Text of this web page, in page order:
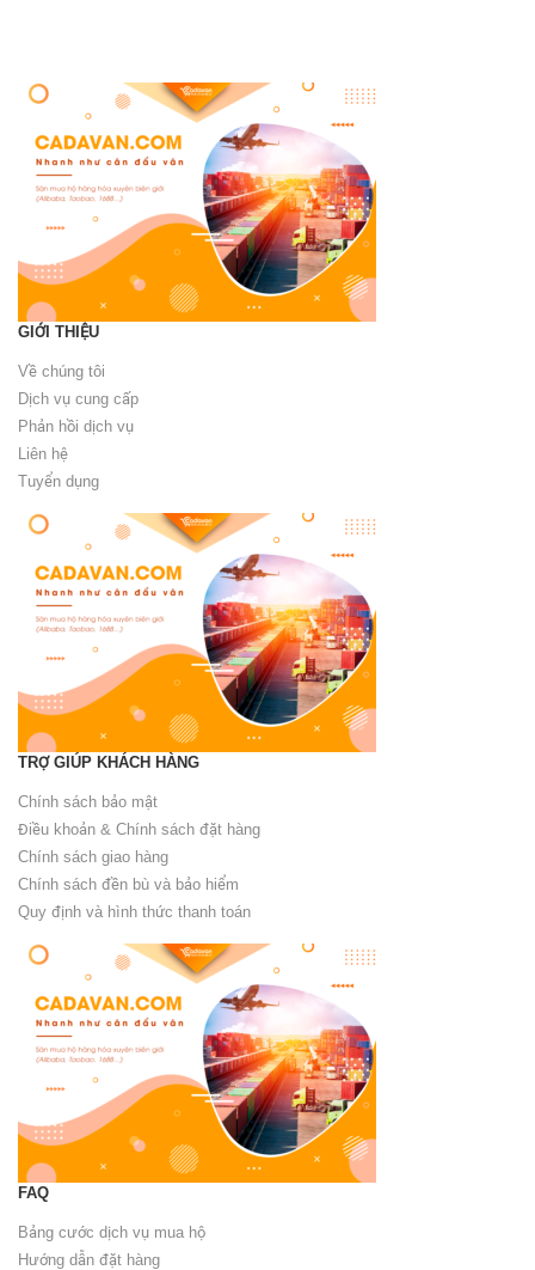
GIỚI THIỆU
Về chúng tôi
Dịch vụ cung cấp
Phản hồi dịch vụ
Liên hệ
Tuyển dụng
TRỢ GIÚP KHÁCH HÀNG
Chính sách bảo mật
Điều khoản & Chính sách đặt hàng
Chính sách giao hàng
Chính sách đền bù và bảo hiểm
Quy định và hình thức thanh toán
FAQ
Bảng cước dịch vụ mua hộ
Hướng dẫn đặt hàng